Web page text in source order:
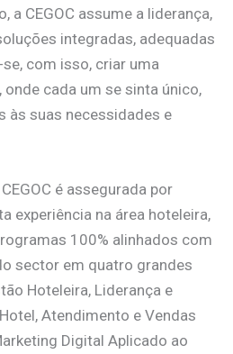
a CEGOC assume a liderança,
integradas, adequadas
com isso, criar uma
cada um se sinta único,
às suas necessidades e
é assegurada por
experiência na área hoteleira,
100% alinhados com
sector em quatro grandes
Hoteleira, Liderança e
Atendimento e Vendas
Digital Aplicado ao